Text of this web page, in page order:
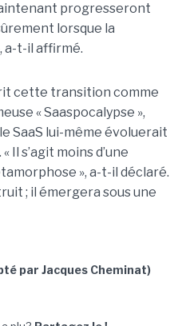
progresseront
lorsque la
a-t-il affirmé.
cette transition comme
« Saaspocalypse »,
SaaS lui-même évoluerait
Il s’agit moins d’une
», a-t-il déclaré.
; il émergera sous une
par Jacques Cheminat)